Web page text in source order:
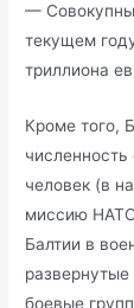
—
текущем
триллиона
Кроме того,
человек (в
миссию НАТО
Балтии в
боевые